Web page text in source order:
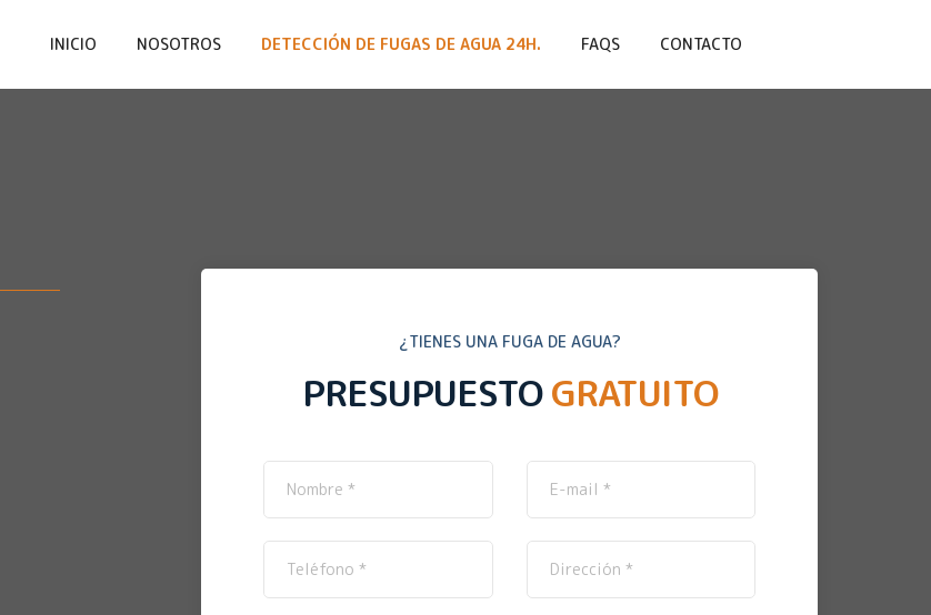
INICIO NOSOTROS DETECCIÓN DE FUGAS DE AGUA 24H. FAQS CONTACTO
¿TIENES UNA FUGA DE AGUA?
PRESUPUESTOGRATUITO